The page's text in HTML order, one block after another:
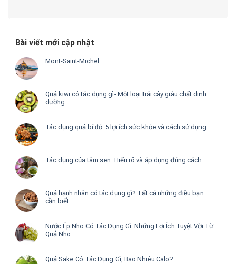
Bài viết mới cập nhật
Mont-Saint-Michel
Quả kiwi có tác dụng gì- Một loại trái cây giàu chất dinh
dưỡng
Tác dụng quả bí đỏ: 5 lợi ích sức khỏe và cách sử dụng
Tác dụng của tâm sen: Hiểu rõ và áp dụng đúng cách
Quả hạnh nhân có tác dụng gì? Tất cả những điều bạn
cần biết
Nước Ép Nho Có Tác Dụng Gì: Những Lợi Ích Tuyệt Vời Từ
Quả Nho
Quả Sake Có Tác Dụng Gì, Bao Nhiêu Calo?